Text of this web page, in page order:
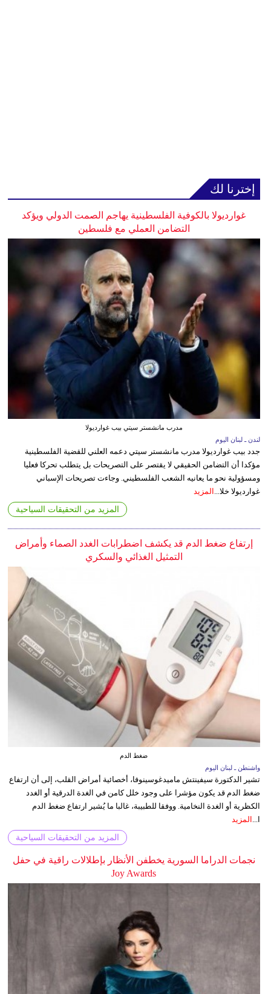
إخترنا لك
غوارديولا بالكوفية الفلسطينية يهاجم الصمت الدولي ويؤكد
التضامن العملي مع فلسطين
مدرب مانشستر سيتي بيب غوارديولا
لندن ـ لبنان اليوم
جدد بيب غوارديولا مدرب مانشستر سيتي دعمه العلني للقضية الفلسطينية
مؤكدا أن التضامن الحقيقي لا يقتصر على التصريحات بل يتطلب تحركا فعليا
ومسؤولية نحو ما يعانيه الشعب الفلسطيني. وجاءت تصريحات الإسباني
غوارديولا خلا...
المزيد
المزيد من التحقيقات السياحية
إرتفاع ضغط الدم قد يكشف اضطرابات الغدد الصماء وأمراض
التمثيل الغذائي والسكري
ضغط الدم
واشنطن ـ لبنان اليوم
تشير الدكتورة سيفينتش ماميدغوسينوفا، أخصائية أمراض القلب، إلى أن ارتفاع
ضغط الدم قد يكون مؤشرا على وجود خلل كامن في الغدة الدرقية أو الغدد
الكظرية أو الغدة النخامية. ووفقا للطبيبة، غالبا ما يُشير ارتفاع ضغط الدم
ا... المزيد
المزيد من التحقيقات السياحية
نجمات الدراما السورية يخطفن الأنظار بإطلالات راقية في حفل
Joy Awards